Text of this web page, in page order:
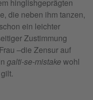
hinglishgeprägten
die neben ihm tanzen,
ein leichter
Zustimmung
–die Zensur auf
galti-se-mistakewohl